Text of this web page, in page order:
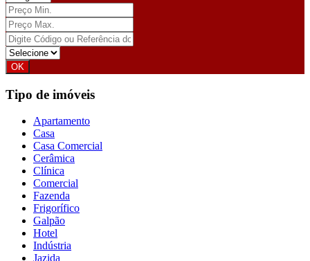
Tipo de imóveis
Apartamento
Casa
Casa Comercial
Cerâmica
Clínica
Comercial
Fazenda
Frigorífico
Galpão
Hotel
Indústria
Jazida